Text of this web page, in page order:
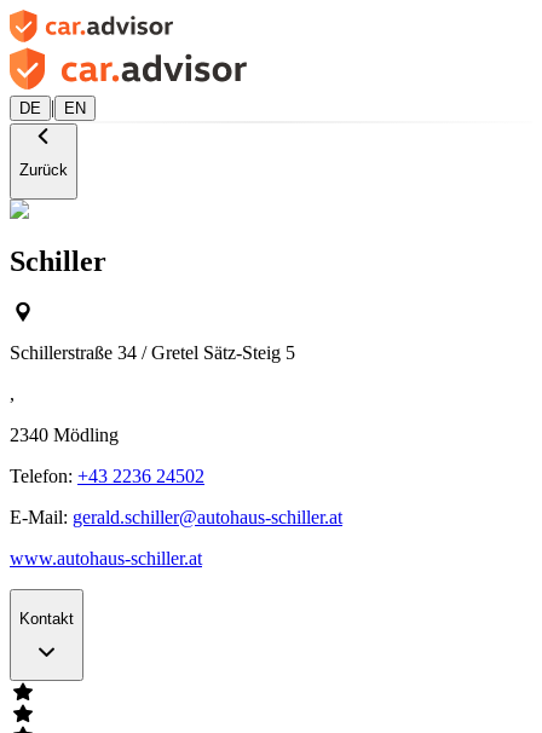
DE | EN
Zurück
Schiller
Schillerstraße 34 / Gretel Sätz-Steig 5
,
2340 Mödling
Telefon: +43 2236 24502
E-Mail: gerald.schiller@autohaus-schiller.at
www.autohaus-schiller.at
Kontakt